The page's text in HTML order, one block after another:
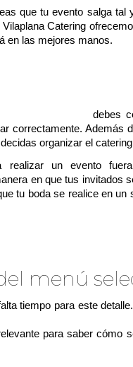
que tu evento salga tal
Catering
en las mejores manos.
debes
correctamente. Además
organizar el
realizar un evento
en que tus invitados
tu boda se realice en un
menú
tiempo para este
para saber cómo